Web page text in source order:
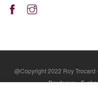
@Copyright 2022 Roy Trocard
Bordeaux-E-